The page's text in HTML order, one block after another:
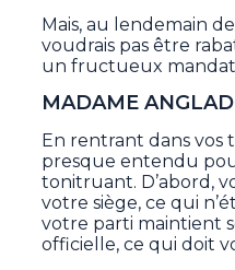
Mais, au lendemain
voudrais pas être
un fructueux
MADAME
En rentrant dans vos
presque entendu
tonitruant. D’abord,
votre siège, ce qui
votre parti maintient
officielle, ce qui doit